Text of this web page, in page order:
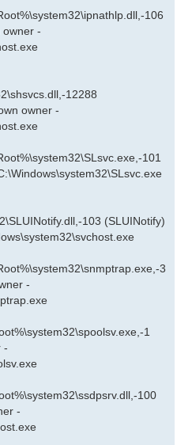
106
owner -
12288
owner -
101
103 (SLUINotify)
3
-
1
-
100
-